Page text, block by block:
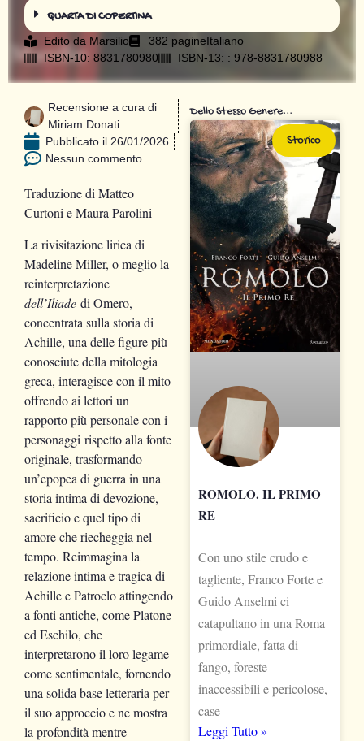
QUARTA DI COPERTINA
Edito da Marsilio 382 pagineItaliano
ISBN-10: 8831780980
ISBN-13: : 978-8831780988
Recensione a cura di
Miriam Donati
Pubblicato il 26/01/2026
Nessun commento
Traduzione di Matteo
Curtoni e Maura Parolini
La rivisitazione lirica di
Madeline Miller, o meglio la
reinterpretazione
dell’Iliade di Omero,
concentrata sulla storia di
Achille, una delle figure più
conosciute della mitologia
greca, interagisce con il mito
offrendo ai lettori un
rapporto più personale con i
personaggi rispetto alla fonte
originale, trasformando
un’epopea di guerra in una
storia intima di devozione,
sacrificio e quel tipo di
amore che riecheggia nel
tempo. Reimmagina la
relazione intima e tragica di
Achille e Patroclo attingendo
a fonti antiche, come Platone
ed Eschilo, che
interpretarono il loro legame
come sentimentale, fornendo
una solida base letteraria per
il suo approccio e ne mostra
la profondità mentre
Dello Stesso Genere...
Storico
ROMOLO. IL PRIMO
RE
Con uno stile crudo e
tagliente, Franco Forte e
Guido Anselmi ci
catapultano in una Roma
primordiale, fatta di
fango, foreste
inaccessibili e pericolose,
case
Leggi Tutto »